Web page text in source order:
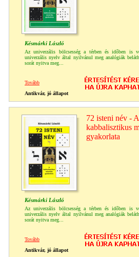
Késmárki László
Az univerzális bölcsesség a térben és időben is
univerzális nyelv által nyilvánul meg analógiák
sorát nyitva meg...
Tovább
Antikvár, jó állapot
72 isteni név - A
kabbalisztikus
gyakorlata
Késmárki László
Az univerzális bölcsesség a térben és időben is
univerzális nyelv által nyilvánul meg analógiák
sorát nyitva meg...
Tovább
Antikvár, jó állapot